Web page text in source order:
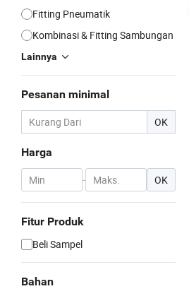
Fitting Pneumatik
Kombinasi & Fitting Sambungan
Lainnya
Pesanan minimal
OK
Harga
- OK
Fitur Produk
Beli Sampel
Bahan